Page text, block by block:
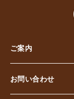
ご案内
お問い合わせ